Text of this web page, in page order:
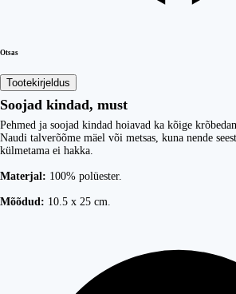
Otsas
Tootekirjeldus
Soojad kindad, must
Pehmed ja soojad kindad hoiavad ka kõige
Naudi talverõõme mäel või metsas, kuna nende
külmetama ei hakka.
Materjal: 100% polüester.
Mõõdud: 10.5 x 25 cm.